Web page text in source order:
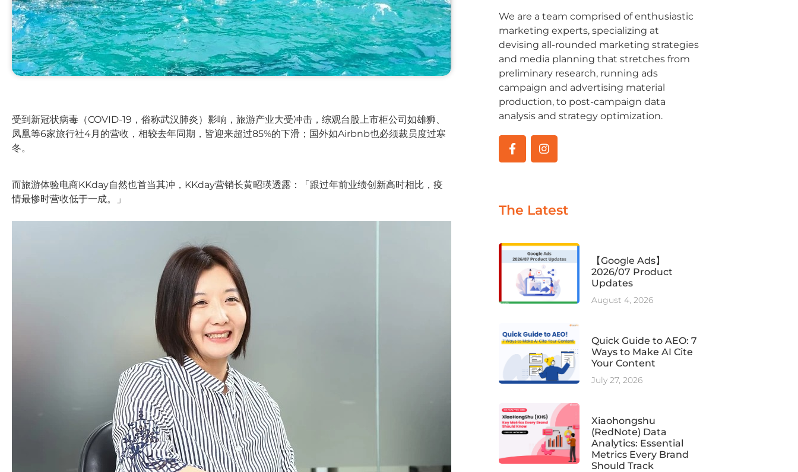
受到新冠状病毒（COVID-19，俗称武汉肺炎）影响，旅游产业大受冲击，综观台股上市柜公司如雄狮、
凤凰等6家旅行社4月的营收，相较去年同期，皆迎来超过85%的下滑；国外如Airbnb也必须裁员度过寒
冬。
而旅游体验电商KKday自然也首当其冲，KKday营销长黄昭瑛透露：「跟过年前业绩创新高时相比，疫
情最惨时营收低于一成。」
We are a team comprised of enthusiastic
marketing experts, specializing at
devising all-rounded marketing strategies
and media planning that stretches from
preliminary research, running ads
campaign and advertising material
production, to post-campaign data
analysis and strategy optimization.
The Latest
【Google Ads】
2026/07 Product
Updates
August 4, 2026
Quick Guide to AEO: 7
Ways to Make AI Cite
Your Content
July 27, 2026
Xiaohongshu
(RedNote) Data
Analytics: Essential
Metrics Every Brand
Should Track